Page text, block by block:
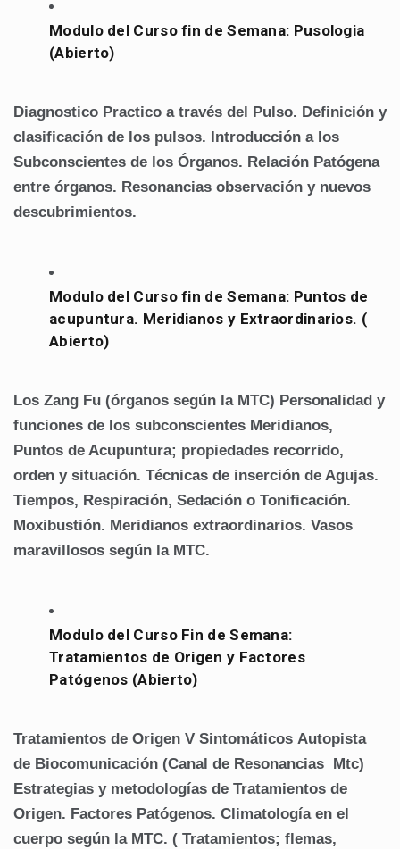
Modulo del Curso fin de Semana: Pusologia
(Abierto)
Diagnostico Practico a través del Pulso. Definición y
clasificación de los pulsos.
Introducción a los
Subconscientes de los Órganos. Relación Patógena
entre órganos. Resonancias observación y nuevos
descubrimientos.
Modulo del Curso fin de Semana: Puntos de
acupuntura. Meridianos y Extraordinarios. (
Abierto)
Los Zang Fu (órganos según la MTC) Personalidad y
funciones de los subconscientes Meridianos,
Puntos de Acupuntura; propiedades recorrido,
orden y situación. Técnicas de inserción de Agujas.
Tiempos, Respiración, Sedación o Tonificación.
Moxibustión. Meridianos extraordinarios. Vasos
maravillosos según la MTC.
Modulo del Curso Fin de Semana:
Tratamientos de Origen y Factores
Patógenos (Abierto)
Tratamientos de Origen V Sintomáticos Autopista
de Biocomunicación (Canal de Resonancias Mtc)
Estrategias y metodologías de Tratamientos de
Origen. Factores Patógenos. Climatología en el
cuerpo según la MTC. ( Tratamientos; flemas,